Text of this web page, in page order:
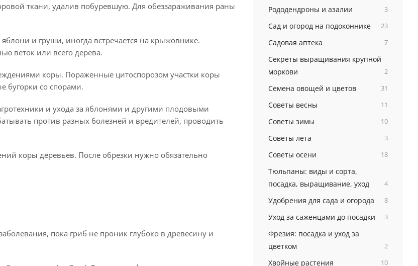
ткани, удалив побуревшую. Для обеззараживания раны
и груши, иногда встречается на крыжовнике.
веток или всего дерева.
коры. Пораженные цитоспорозом участки коры
бугорки со спорами.
и ухода за яблонями и другими плодовыми
против разных болезней и вредителей, проводить
коры деревьев. После обрезки нужно обязательно
пока гриб не проник глубоко в древесину и
Рододендроны и азалии 3
Сад и огород на подоконнике 23
Садовая аптека 7
Секреты выращивания крупной
моркови
2
Семена овощей и цветов 31
Советы весны 11
Советы зимы 10
Советы лета 3
Советы осени 18
Тюльпаны: виды и сорта,
посадка, выращивание, уход
4
Удобрения для сада и огорода 8
Уход за саженцами до посадки 3
Фрезия: посадка и уход за
цветком
2
Хвойные растения 10